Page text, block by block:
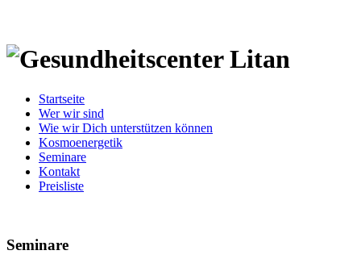
Startseite
Wer wir sind
Wie wir Dich unterstützen können
Kosmoenergetik
Seminare
Kontakt
Preisliste
Seminare